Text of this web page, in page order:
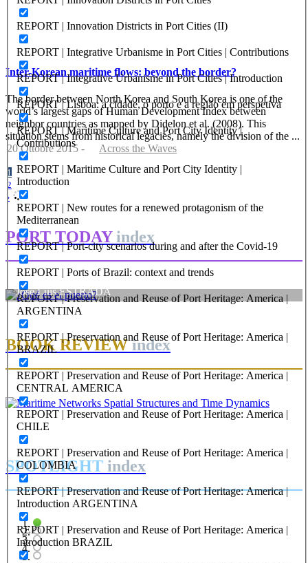
REPORT | Innovation Districts in Port Cities (II)
REPORT | Integrative Urbanisme in Port Cities | Contributions
REPORT | Integrative Urbanisme in Port Cities | Introduction
REPORT | Lisboa: a cidade, o porto e a região em perspetiva
REPORT | Maritime Culture and Port City Identity |
Contributions
REPORT | Maritime Culture and Port City Identity |
Introduction
REPORT | New routes for a renewed protagonism of the
Mediterranean
REPORT | Port-city scenarios during and after the Covid-19
REPORT | Ports of Brazil: context and trends
REPORT | Preservation and Reuse of Port Heritage: America |
ARGENTINA
REPORT | Preservation and Reuse of Port Heritage: America |
BRAZIL
REPORT | Preservation and Reuse of Port Heritage: America |
CENTRAL AMERICA
REPORT | Preservation and Reuse of Port Heritage: America |
CHILE
REPORT | Preservation and Reuse of Port Heritage: America |
COLOMBIA
REPORT | Preservation and Reuse of Port Heritage: America |
Introduction ARGENTINA
REPORT | Preservation and Reuse of Port Heritage: America |
Introduction BRAZIL
Inter-Korean maritime flows: beyond the border?
The border between North Korea and South Korea is one of the
world’s largest gaps of Human Development Index between
neighbor countries as mapped by Didelon et al. (2008). This
situation stems from historical legacies, namely the division of the ...
20 Ottobre 2015 - Across the Waves
1
2
›
PORT TODAY index
José Luis ESTRADA
¿Qué es el puerto?
BOOK REVIEW index
SPOTLIGHT index